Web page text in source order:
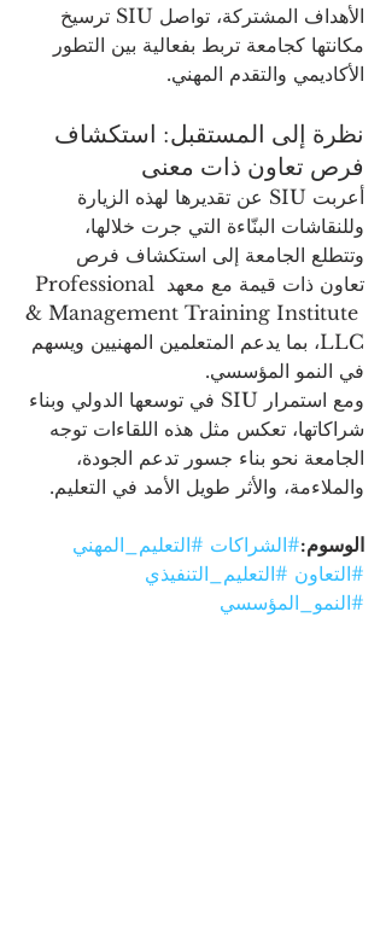
الأهداف المشتركة، تواصل SIU ترسيخ
مكانتها كجامعة تربط بفعالية بين التطور
الأكاديمي والتقدم المهني.
نظرة إلى المستقبل: استكشاف
فرص تعاون ذات معنى
أعربت SIU عن تقديرها لهذه الزيارة
وللنقاشات البنّاءة التي جرت خلالها،
وتتطلع الجامعة إلى استكشاف فرص
تعاون ذات قيمة مع معهد Professional
& Management Training Institute
LLC، بما يدعم المتعلمين المهنيين ويسهم
في النمو المؤسسي.
ومع استمرار SIU في توسعها الدولي وبناء
شراكاتها، تعكس مثل هذه اللقاءات توجه
الجامعة نحو بناء جسور تدعم الجودة،
والملاءمة، والأثر طويل الأمد في التعليم.
الوسوم:#الشراكات #التعليم_المهني
#التعاون #التعليم_التنفيذي
#النمو_المؤسسي